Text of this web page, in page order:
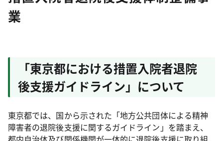
業
「東京都における措置入院者退院
後支援ガイドライン」について
東京都では、国から示された「地方公共団体による精神
障害者の退院後支援に関するガイドライン」を踏まえ、